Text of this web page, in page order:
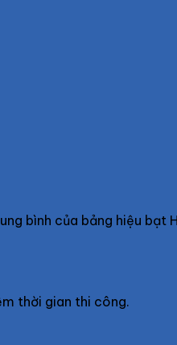
bình của bảng hiệu bạt
thời gian thi công.